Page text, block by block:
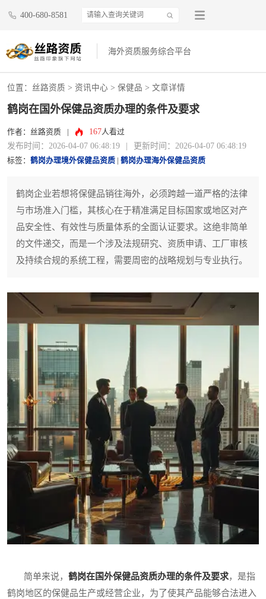
400-680-8581
海外资质服务综合平台
位置： 丝路资质 > 资讯中心 > 保健品 > 文章详情
鹤岗在国外保健品资质办理的条件及要求
作者：丝路资质 167人看过
发布时间：2026-04-07 06:48:19 更新时间：2026-04-07 06:48:19
标签： 鹤岗办理境外保健品资质 鹤岗办理海外保健品资质
鹤岗企业若想将保健品销往海外，必须跨越一道严格的法律
与市场准入门槛，其核心在于精准满足目标国家或地区对产
品安全性、有效性与质量体系的全面认证要求。这绝非简单
的文件递交，而是一个涉及法规研究、资质申请、工厂审核
及持续合规的系统工程，需要周密的战略规划与专业执行。
简单来说， 鹤岗在国外保健品资质办理的条件及要求，是指
鹤岗地区的保健品生产或经营企业，为了使其产品能够合法进入